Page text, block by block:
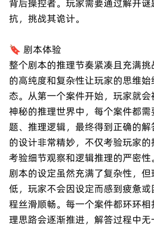
背后操控者。玩家需要通过解开
抗，挑战其诡计。
🔖 剧本体验
整个剧本的推理节奏紧凑且充满
的高纯度和复杂性让玩家的思维
态。从第一个案件开始，玩家就会
神秘的推理世界中，每个案件都需
题、推理逻辑，最终得到正确的
的设计非常精妙，不仅考验玩家
考验细节观察和逻辑推理的严密性。
剧本的设定虽然充满了复杂性，但
低，玩家不会因设定而感到疲惫或
程丝滑顺畅。每一个案件都环环相
理思路会逐渐推进，解答过程中无